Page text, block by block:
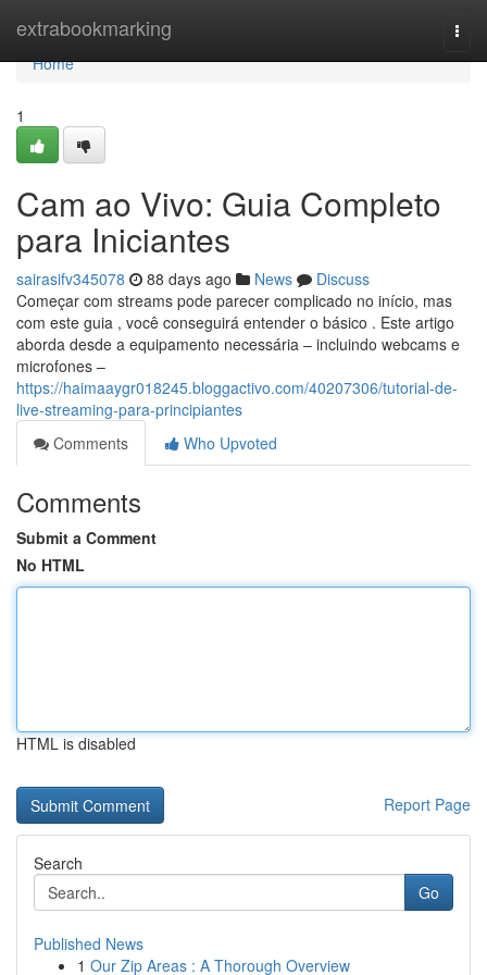
extrabookmarking
Home
Home
1
Cam ao Vivo: Guia Completo
para Iniciantes
sairasifv345078 88 days ago News
Discuss
Começar com streams pode parecer complicado no início, mas
com este guia , você conseguirá entender o básico . Este artigo
aborda desde a equipamento necessária – incluindo webcams e
microfones –
https://haimaaygr018245.bloggactivo.com/40207306/tutorial-de-
live-streaming-para-principiantes
Comments
Who Upvoted
Comments
Submit a Comment
No HTML
HTML is disabled
Report Page
Search
Go
Published News
1 Our Zip Areas : A Thorough Overview